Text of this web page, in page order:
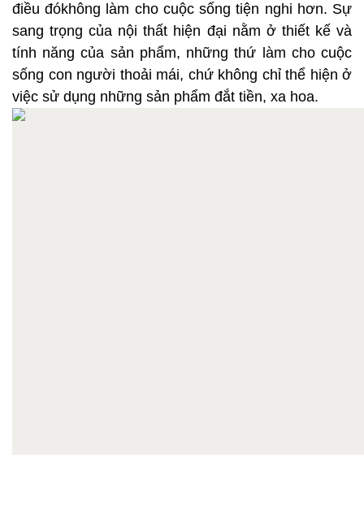
điều đókhông làm cho cuộc sống tiện nghi hơn. Sự
sang trọng của nội thất hiện đại nằm ở thiết kế và
tính năng của sản phẩm, những thứ làm cho cuộc
sống con người thoải mái, chứ không chỉ thể hiện ở
việc sử dụng những sản phẩm đắt tiền, xa hoa.